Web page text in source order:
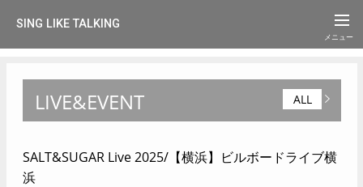
SING LIKE TALKING
LIVE&EVENT ALL
SALT&SUGAR Live 2025/【横浜】ビルボードライブ横
浜